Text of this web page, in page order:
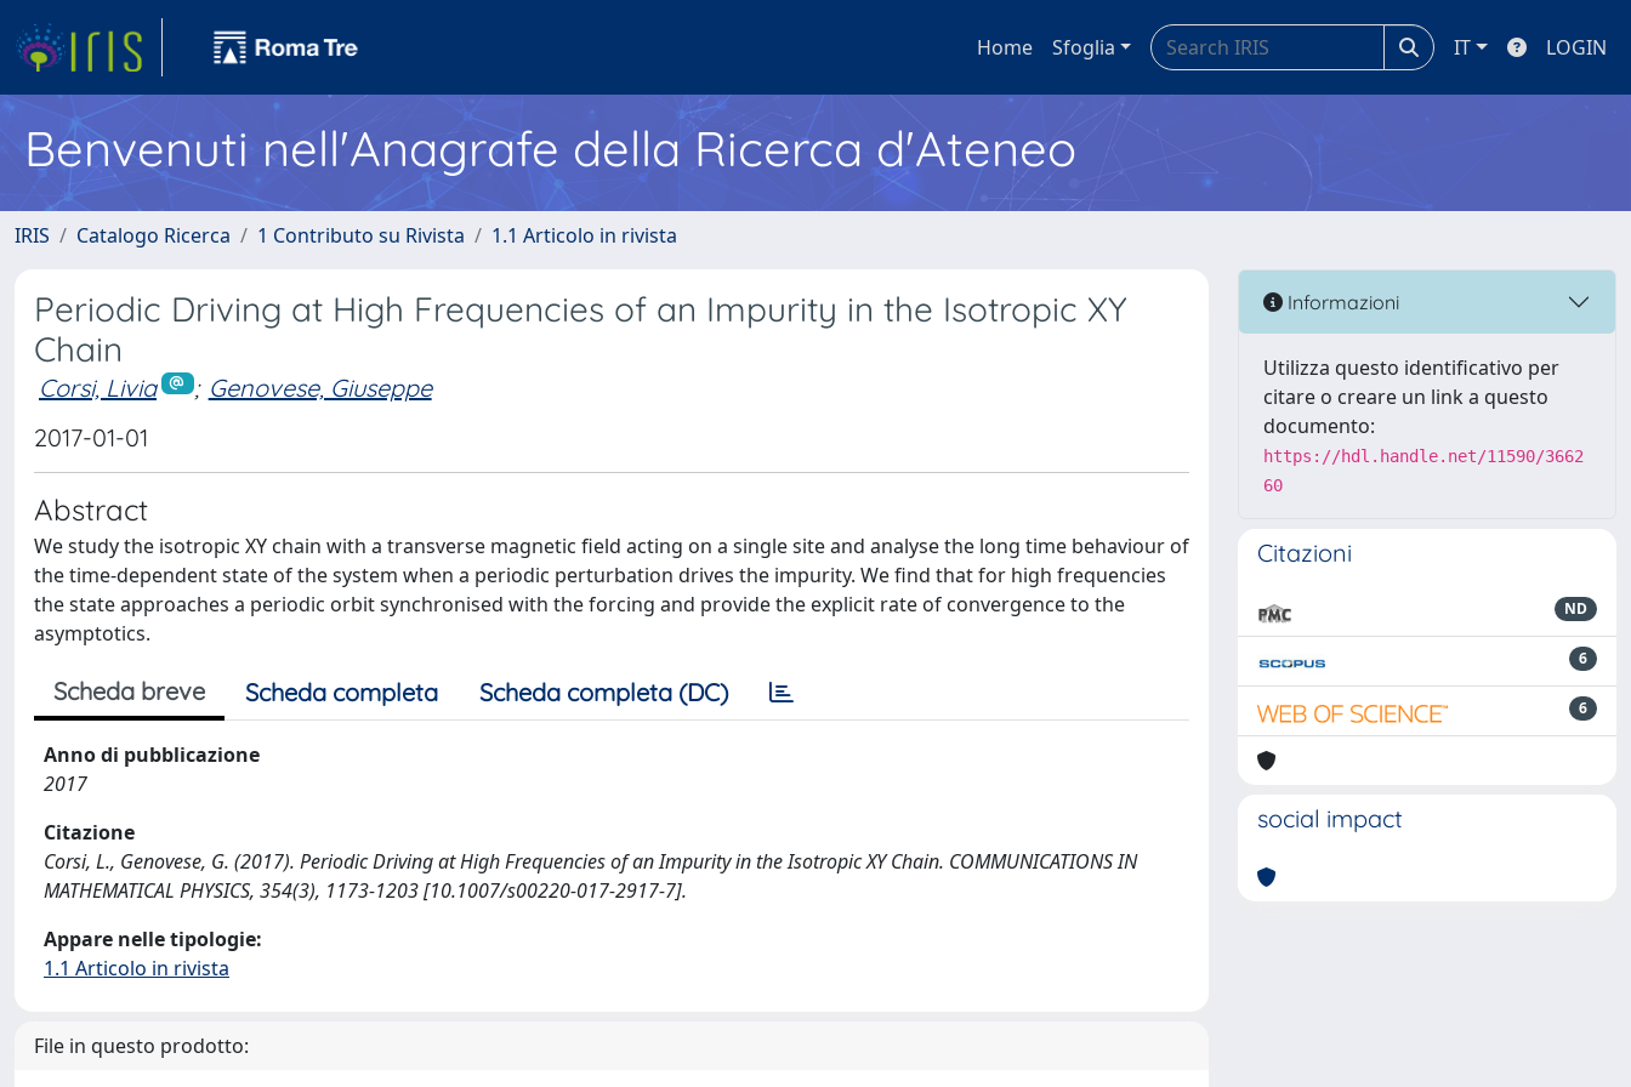
Home Sfoglia IT LOGIN
Benvenuti nell'Anagrafe della Ricerca d'Ateneo
IRIS Catalogo Ricerca 1 Contributo su Rivista 1.1 Articolo in rivista
Periodic Driving at High Frequencies of an Impurity in the Isotropic XY
Chain
Corsi, Livia ; Genovese, Giuseppe
2017-01-01
Abstract
We study the isotropic XY chain with a transverse magnetic field acting on a single site and analyse the long time behaviour of
the time-dependent state of the system when a periodic perturbation drives the impurity. We find that for high frequencies
the state approaches a periodic orbit synchronised with the forcing and provide the explicit rate of convergence to the
asymptotics.
Scheda breve Scheda completa Scheda completa (DC)
Anno di pubblicazione
2017
Citazione
Corsi, L., Genovese, G. (2017). Periodic Driving at High Frequencies of an Impurity in the Isotropic XY Chain. COMMUNICATIONS IN
MATHEMATICAL PHYSICS, 354(3), 1173-1203 [10.1007/s00220-017-2917-7].
Appare nelle tipologie:
1.1 Articolo in rivista
File in questo prodotto:
Informazioni
Utilizza questo identificativo per
citare o creare un link a questo
documento:
https://hdl.handle.net/11590/3662
60
Citazioni
ND
6
6
social impact